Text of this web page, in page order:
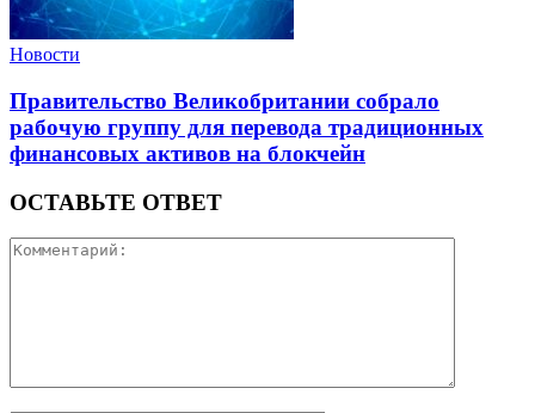
Новости
Правительство Великобритании собрало
рабочую группу для перевода традиционных
финансовых активов на блокчейн
ОСТАВЬТЕ ОТВЕТ